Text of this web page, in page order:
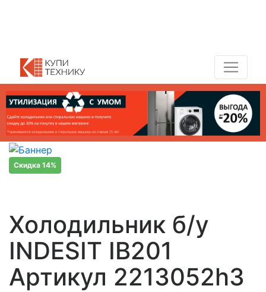
Скидка 14%
Холодильник б/у
INDESIT IB201
Артикул 2213052h3